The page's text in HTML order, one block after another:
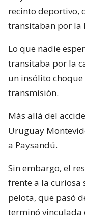
recinto deportivo,
transitaban por la
Lo que nadie
transitaba por la
un insólito
transmisión.
Más allá del
Uruguay
a Paysandú.
Sin embargo, el
frente a la
pelota, que pasó
terminó vinculada